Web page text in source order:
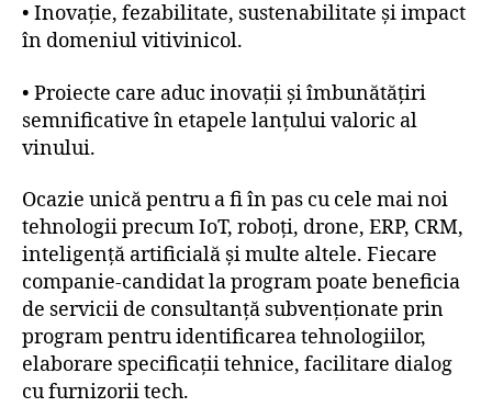
• Inovație, fezabilitate, sustenabilitate și impact
în domeniul vitivinicol.
• Proiecte care aduc inovații și îmbunătățiri
semnificative în etapele lanțului valoric al
vinului.
Ocazie unică pentru a fi în pas cu cele mai noi
tehnologii precum IoT, roboți, drone, ERP, CRM,
inteligență artificială și multe altele. Fiecare
companie-candidat la program poate beneficia
de servicii de consultanță subvenționate prin
program pentru identificarea tehnologiilor,
elaborare specificații tehnice, facilitare dialog
cu furnizorii tech.